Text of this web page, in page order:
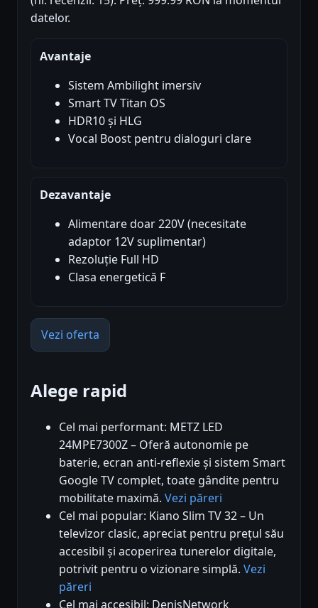
datelor.
Avantaje
Sistem Ambilight imersiv
Smart TV Titan OS
HDR10 și HLG
Vocal Boost pentru dialoguri clare
Dezavantaje
Alimentare doar 220V (necesitate
adaptor 12V suplimentar)
Rezoluție Full HD
Clasa energetică F
Vezi oferta
Alege rapid
Cel mai performant: METZ LED
24MPE7300Z – Oferă autonomie pe
baterie, ecran anti-reflexie și sistem Smart
Google TV complet, toate gândite pentru
mobilitate maximă. Vezi păreri
Cel mai popular: Kiano Slim TV 32 – Un
televizor clasic, apreciat pentru prețul său
accesibil și acoperirea tunerelor digitale,
potrivit pentru o vizionare simplă. Vezi
păreri
Cel mai accesibil: DenisNetwork